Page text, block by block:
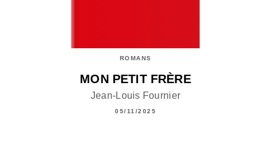
ROMANS
MON PETIT FRÈRE
Jean-Louis Fournier
05/11/2025